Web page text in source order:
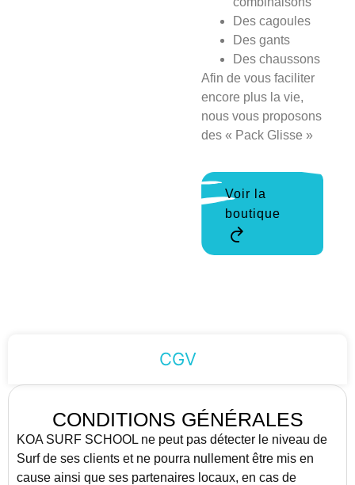
Des cagoules
Des gants
Des chaussons
Afin de vous faciliter
encore plus la vie,
nous vous proposons
des « Pack Glisse »
Voir la
boutique
CGV
CONDITIONS GÉNÉRALES
KOA SURF SCHOOL ne peut pas détecter le niveau de
Surf de ses clients et ne pourra nullement être mis en
cause ainsi que ses partenaires locaux, en cas de